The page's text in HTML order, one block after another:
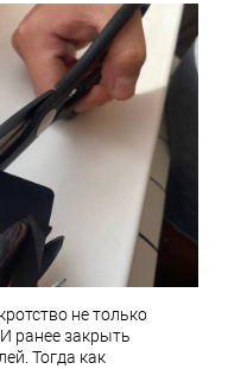
не только
ранее закрыть
Тогда как